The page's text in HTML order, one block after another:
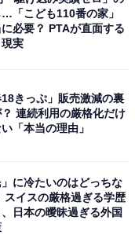
「こども110番の家」
必要？ PTAが直面する
実
18きっぷ」販売激減の裏
連続利用の厳格化だけ
「本当の理由」
」に冷たいのはどっちな
スイスの厳格過ぎる学歴
日本の曖昧過ぎる外国